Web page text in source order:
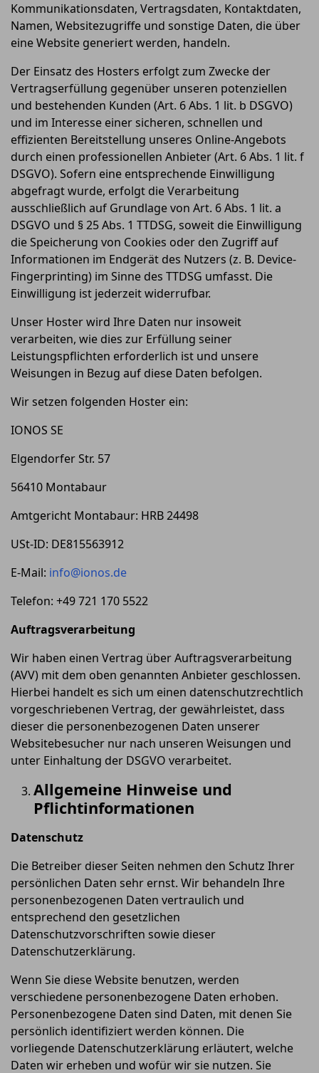
Kommunikationsdaten, Vertragsdaten, Kontaktdaten,
Namen, Websitezugriffe und sonstige Daten, die über
eine Website generiert werden, handeln.
Der Einsatz des Hosters erfolgt zum Zwecke der
Vertragserfüllung gegenüber unseren potenziellen
und bestehenden Kunden (Art. 6 Abs. 1 lit. b DSGVO)
und im Interesse einer sicheren, schnellen und
effizienten Bereitstellung unseres Online-Angebots
durch einen professionellen Anbieter (Art. 6 Abs. 1 lit. f
DSGVO). Sofern eine entsprechende Einwilligung
abgefragt wurde, erfolgt die Verarbeitung
ausschließlich auf Grundlage von Art. 6 Abs. 1 lit. a
DSGVO und § 25 Abs. 1 TTDSG, soweit die Einwilligung
die Speicherung von Cookies oder den Zugriff auf
Informationen im Endgerät des Nutzers (z. B. Device-
Fingerprinting) im Sinne des TTDSG umfasst. Die
Einwilligung ist jederzeit widerrufbar.
Unser Hoster wird Ihre Daten nur insoweit
verarbeiten, wie dies zur Erfüllung seiner
Leistungspflichten erforderlich ist und unsere
Weisungen in Bezug auf diese Daten befolgen.
Wir setzen folgenden Hoster ein:
IONOS SE
Elgendorfer Str. 57
56410 Montabaur
Amtgericht Montabaur: HRB 24498
USt-ID: DE815563912
E-Mail: info@ionos.de
Telefon: +49 721 170 5522
Auftragsverarbeitung
Wir haben einen Vertrag über Auftragsverarbeitung
(AVV) mit dem oben genannten Anbieter geschlossen.
Hierbei handelt es sich um einen datenschutzrechtlich
vorgeschriebenen Vertrag, der gewährleistet, dass
dieser die personenbezogenen Daten unserer
Websitebesucher nur nach unseren Weisungen und
unter Einhaltung der DSGVO verarbeitet.
Allgemeine Hinweise und
Pflichtinformationen
Datenschutz
Die Betreiber dieser Seiten nehmen den Schutz Ihrer
persönlichen Daten sehr ernst. Wir behandeln Ihre
personenbezogenen Daten vertraulich und
entsprechend den gesetzlichen
Datenschutzvorschriften sowie dieser
Datenschutzerklärung.
Wenn Sie diese Website benutzen, werden
verschiedene personenbezogene Daten erhoben.
Personenbezogene Daten sind Daten, mit denen Sie
persönlich identifiziert werden können. Die
vorliegende Datenschutzerklärung erläutert, welche
Daten wir erheben und wofür wir sie nutzen. Sie